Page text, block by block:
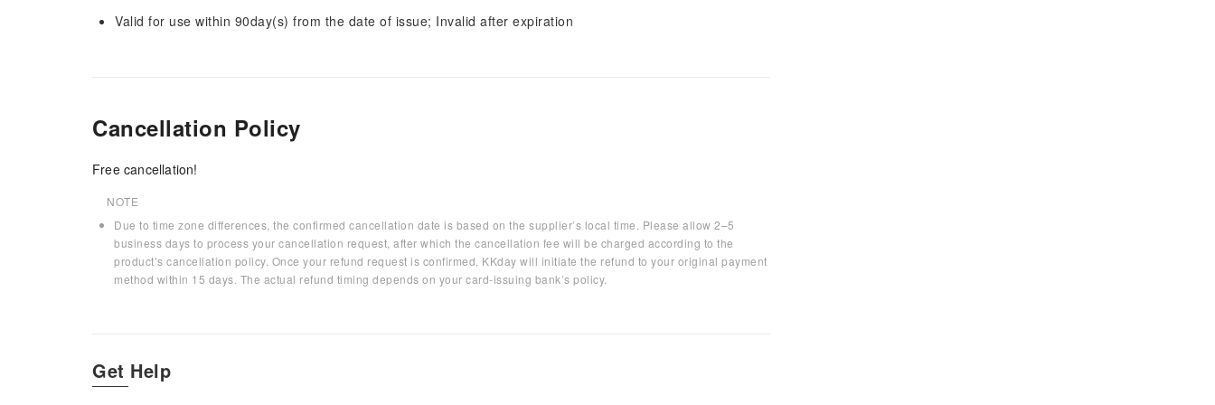
Valid for use within 90day(s) from the date of issue; Invalid after expiration
Cancellation Policy
Free cancellation!
NOTE
Due to time zone differences, the confirmed cancellation date is based on the supplier’s local time. Please allow 2–5
business days to process your cancellation request, after which the cancellation fee will be charged according to the
product’s cancellation policy. Once your refund request is confirmed, KKday will initiate the refund to your original payment
method within 15 days. The actual refund timing depends on your card-issuing bank’s policy.
Get Help